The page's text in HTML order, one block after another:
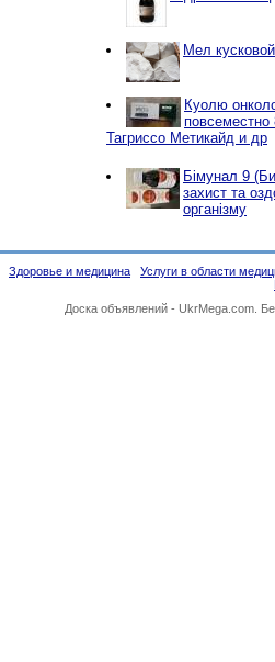
Мел
Куолю
повсеместно
Тагриссо Метикайд и др
Бімунал 9
захист та
організму
Здоровье и медицина
Услуги в области
Доска объявлений - UkrMega.com.